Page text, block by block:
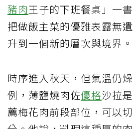
豬肉王子的下班餐桌」一
把做飯主菜的優雅表露無
升到一個新的層次與境界。
時序進入秋天，但氣溫仍
例，薄鹽燒肉佐優格沙拉
薦梅花肉前段部位，可以